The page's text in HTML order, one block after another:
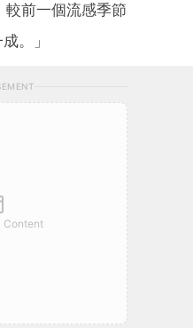
前一個流感季節
。」
Content